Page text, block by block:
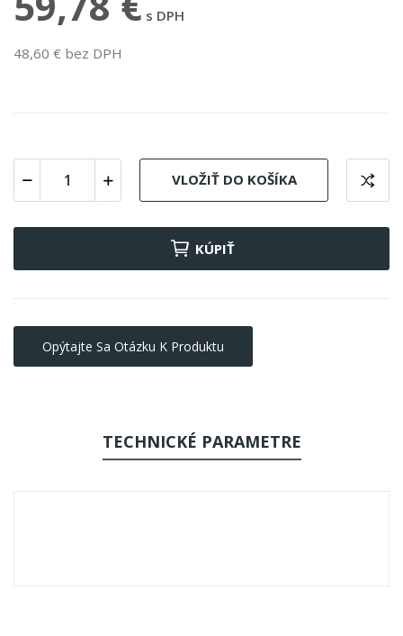
s DPH
48,60 € bez DPH
VLOŽIŤ DO KOŠÍKA
KÚPIŤ
Opýtajte Sa Otázku K Produktu
TECHNICKÉ PARAMETRE